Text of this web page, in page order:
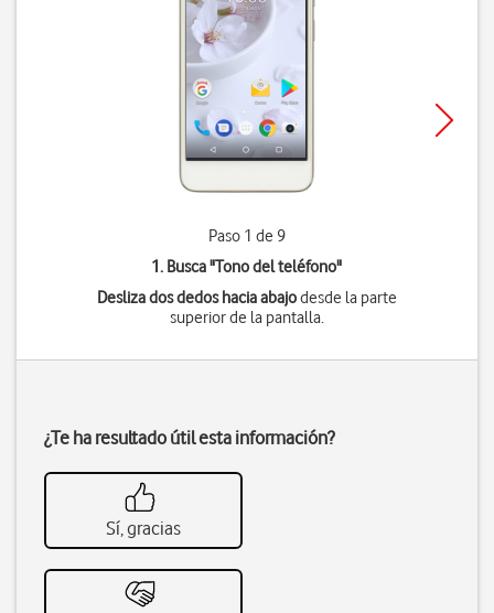
Paso 1 de 9
1. Busca "Tono del teléfono"
Desliza dos dedos hacia abajodesde la parte
superior de la pantalla.
¿Te ha resultado útil esta información?
Sí, gracias